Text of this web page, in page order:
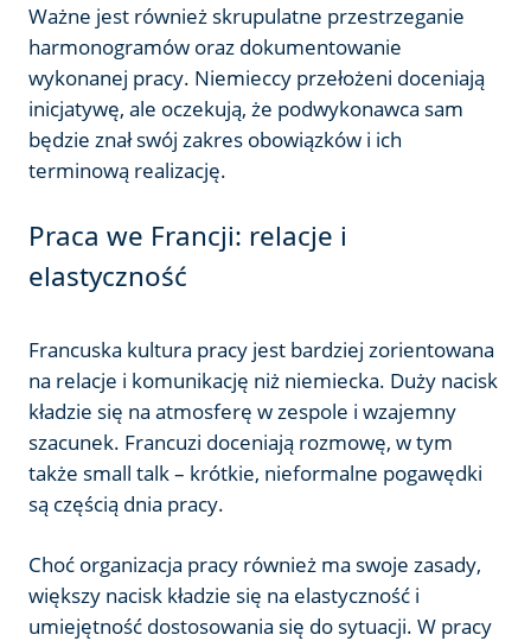
Ważne jest również skrupulatne przestrzeganie
harmonogramów oraz dokumentowanie
wykonanej pracy. Niemieccy przełożeni doceniają
inicjatywę, ale oczekują, że podwykonawca sam
będzie znał swój zakres obowiązków i ich
terminową realizację.
Praca we Francji: relacje i
elastyczność
Francuska kultura pracy jest bardziej zorientowana
na relacje i komunikację niż niemiecka. Duży nacisk
kładzie się na atmosferę w zespole i wzajemny
szacunek. Francuzi doceniają rozmowę, w tym
także small talk – krótkie, nieformalne pogawędki
są częścią dnia pracy.
Choć organizacja pracy również ma swoje zasady,
większy nacisk kładzie się na elastyczność i
umiejętność dostosowania się do sytuacji. W pracy